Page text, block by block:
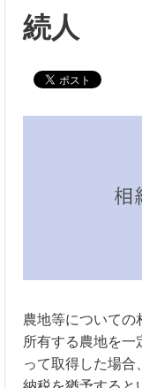
続人
農地等についての
所有する農地を一
って取得した場合